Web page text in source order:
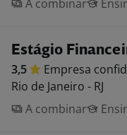
A combinar
Estágio
3,5 Empresa
Rio de Janeiro - RJ
A combinar